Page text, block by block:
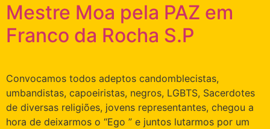
Mestre Moa pela PAZ em
Franco da Rocha S.P
Convocamos todos adeptos candomblecistas,
umbandistas, capoeiristas, negros, LGBTS, Sacerdotes
de diversas religiões, jovens representantes, chegou a
hora de deixarmos o “Ego ” e juntos lutarmos por um